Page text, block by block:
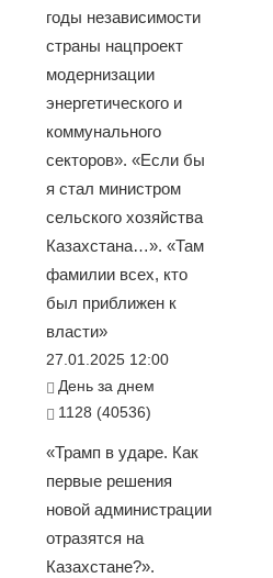
годы независимости
страны нацпроект
модернизации
энергетического и
коммунального
секторов». «Если бы
я стал министром
сельского хозяйства
Казахстана…». «Там
фамилии всех, кто
был приближен к
власти»
27.01.2025 12:00
День за днем
1128 (40536)
«Трамп в ударе. Как
первые решения
новой администрации
отразятся на
Казахстане?».